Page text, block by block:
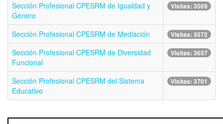
Sección Profesional CPESRM de Igualdad y
Género
Visitas: 3509
Sección Profesional CPESRM de Mediación Visitas: 3572
Sección Profesional CPESRM de Diversidad
Funcional
Visitas: 3657
Sección Profesional CPESRM del Sistema
Educativo
Visitas: 3701